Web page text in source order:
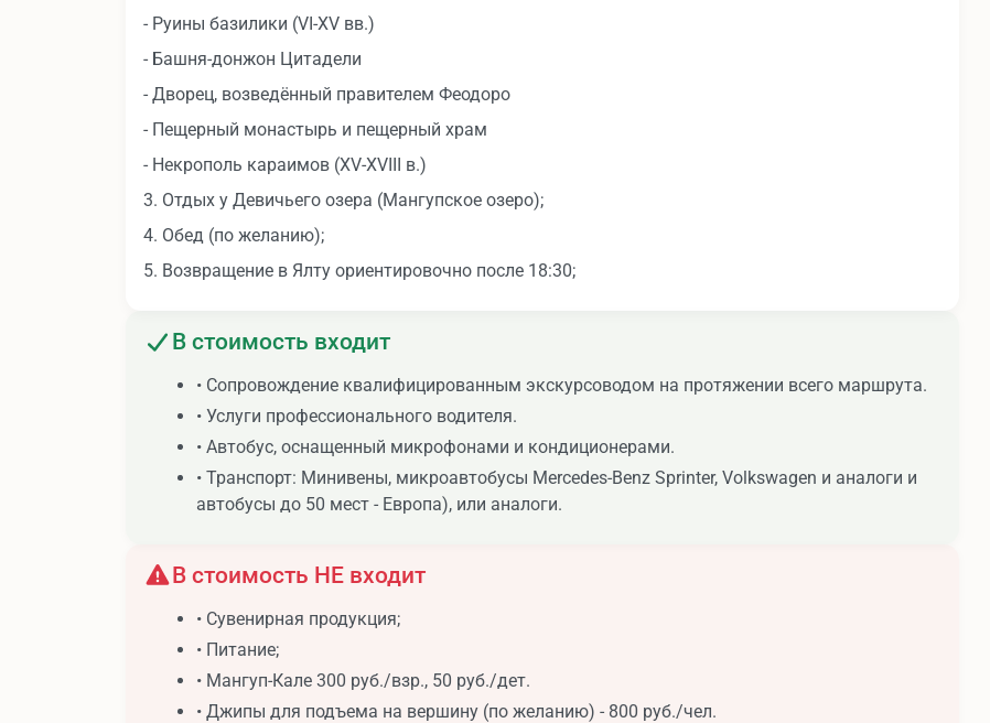
- Руины базилики (VI-XV вв.)
- Башня-донжон Цитадели
- Дворец, возведённый правителем Феодоро
- Пещерный монастырь и пещерный храм
- Некрополь караимов (XV-XVIII в.)
3. Отдых у Девичьего озера (Мангупское озеро);
4. Обед (по желанию);
5. Возвращение в Ялту ориентировочно после 18:30;
В стоимость входит
• Сопровождение квалифицированным экскурсоводом на протяжении всего маршрута.
• Услуги профессионального водителя.
• Автобус, оснащенный микрофонами и кондиционерами.
• Транспорт: Минивены, микроавтобусы Mercedes-Benz Sprinter, Volkswagen и аналоги и
автобусы до 50 мест - Европа), или аналоги.
В стоимость НЕ входит
• Сувенирная продукция;
• Питание;
• Мангуп-Кале 300 руб./взр., 50 руб./дет.
• Джипы для подъема на вершину (по желанию) - 800 руб./чел.